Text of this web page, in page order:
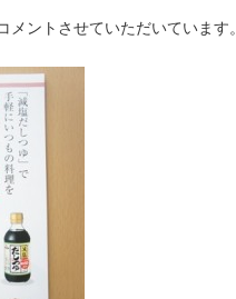
メントさせていただいています。